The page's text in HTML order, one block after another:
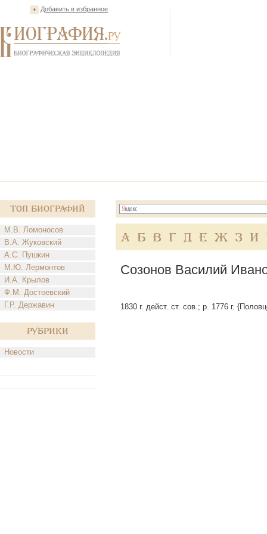
Добавить в избранное
Топ Биографий
М.В. Ломоносов
В.А. Жуковский
А.С. Пушкин
М.Ю. Лермонтов
И.А. Крылов
Ф.М. Достоевский
Г.Р. Державин
Рубрики
Новости
А Б В Г Д Е Ж З И
Созонов Василий
1830 г. дейст. ст. сов.; р. 1776 г.